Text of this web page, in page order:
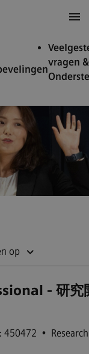
vragen &
op
- 研究
450472 •